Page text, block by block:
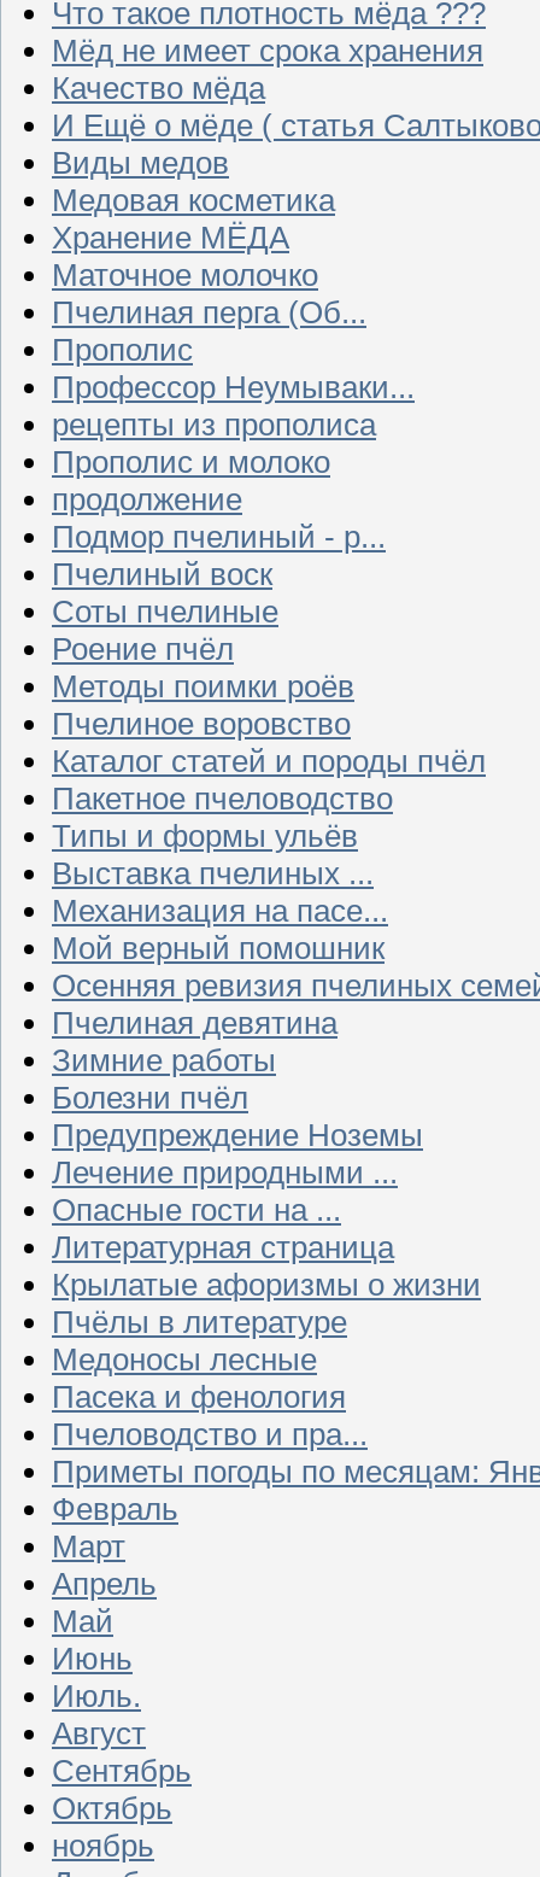
Что такое плотность мёда ???
Мёд не имеет срока хранения
Качество мёда
И Ещё о мёде ( статья
Виды медов
Медовая косметика
Хранение МЁДА
Маточное молочко
Пчелиная перга (Об...
Прополис
Профессор Неумываки...
рецепты из прополиса
Прополис и молоко
продолжение
Подмор пчелиный - р...
Пчелиный воск
Соты пчелиные
Роение пчёл
Методы поимки роёв
Пчелиное воровство
Каталог статей и породы пчёл
Пакетное пчеловодство
Типы и формы ульёв
Выставка пчелиных ...
Механизация на пасе...
Мой верный помошник
Осенняя ревизия пчелиных
Пчелиная девятина
Зимние работы
Болезни пчёл
Предупреждение Ноземы
Лечение природными ...
Опасные гости на ...
Литературная страница
Крылатые афоризмы о жизни
Пчёлы в литературе
Медоносы лесные
Пасека и фенология
Пчеловодство и пра...
Приметы погоды по месяцам:
Февраль
Март
Апрель
Май
Июнь
Июль.
Август
Сентябрь
Октябрь
ноябрь